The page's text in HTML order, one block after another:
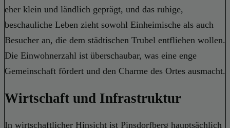
eher klein und ländlich geprägt, und das ruhige,
beschauliche Leben zieht sowohl Einheimische als auch
Besucher an, die dem städtischen Trubel entfliehen wollen.
Die Einwohnerzahl ist überschaubar, was eine enge
Gemeinschaft fördert und den Charme des Ortes ausmacht.
Wirtschaft und Infrastruktur
In wirtschaftlicher Hinsicht ist Pinsdorfberg hauptsächlich